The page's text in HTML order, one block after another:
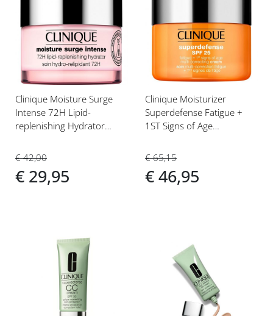
aan
verlanglijst
Clinique Moisture Surge
Intense 72H Lipid-
replenishing Hydrator
Droog/Gemengd
€ 42,00
€ 29,95
aan
verlanglijst
Clinique Moisturizer
Superdefense Fatigue +
1ST Signs of Age
50 ml Dagcrème Zeer
Droge tot Droog/
Gecombineerde Huid (1,2)
€ 65,15
€ 46,95
verlanglijst
Voeg
verlanglijst